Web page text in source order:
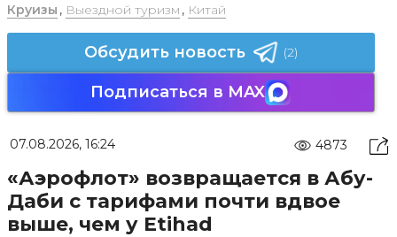
Круизы , Выездной туризм , Китай
Обсудить новость (2)
Подписаться в MAX
07.08.2026, 16:24 4873
«Аэрофлот» возвращается в Абу-
Даби с тарифами почти вдвое
выше, чем у Etihad